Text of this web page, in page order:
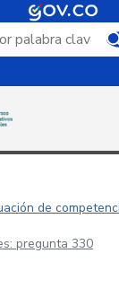
por
de
pregunta 330